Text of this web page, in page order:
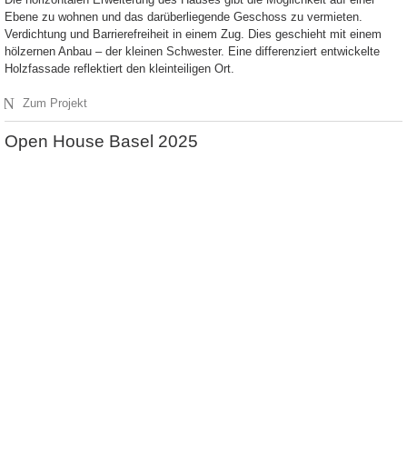
Ebene zu wohnen und das darüberliegende Geschoss zu vermieten.
Verdichtung und Barrierefreiheit in einem Zug. Dies geschieht mit einem
hölzernen Anbau – der kleinen Schwester. Eine differenziert entwickelte
Holzfassade reflektiert den kleinteiligen Ort.
N Zum Projekt
Open House Basel 2025